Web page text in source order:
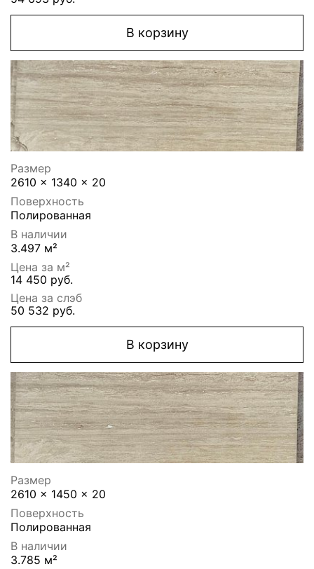
В корзину
Размер
2610 x 1340 x 20
Поверхность
Полированная
В наличии
3.497 м²
Цена за м²
14 450 руб.
Цена за слэб
50 532 руб.
В корзину
Размер
2610 x 1450 x 20
Поверхность
Полированная
В наличии
3.785 м²